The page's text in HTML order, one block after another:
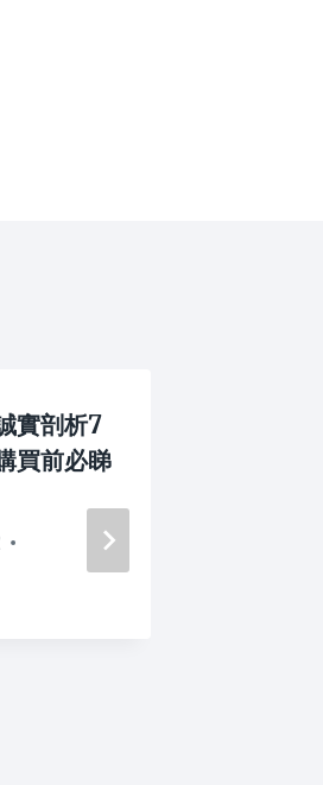
實剖析7
買前必睇